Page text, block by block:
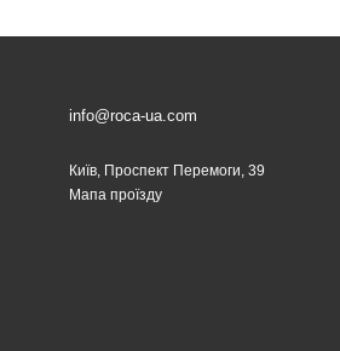
info@roca-ua.com
Київ, Проспект Перемоги, 39
Мапа проїзду